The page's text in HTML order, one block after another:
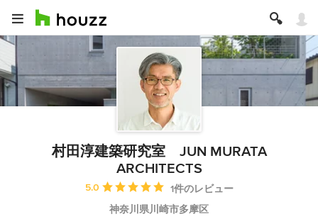
村田淳建築研究室 JUN MURATA
ARCHITECTS
平均評価：5つ星中 星5
5.0
1件のレビュー
神奈川県川崎市多摩区